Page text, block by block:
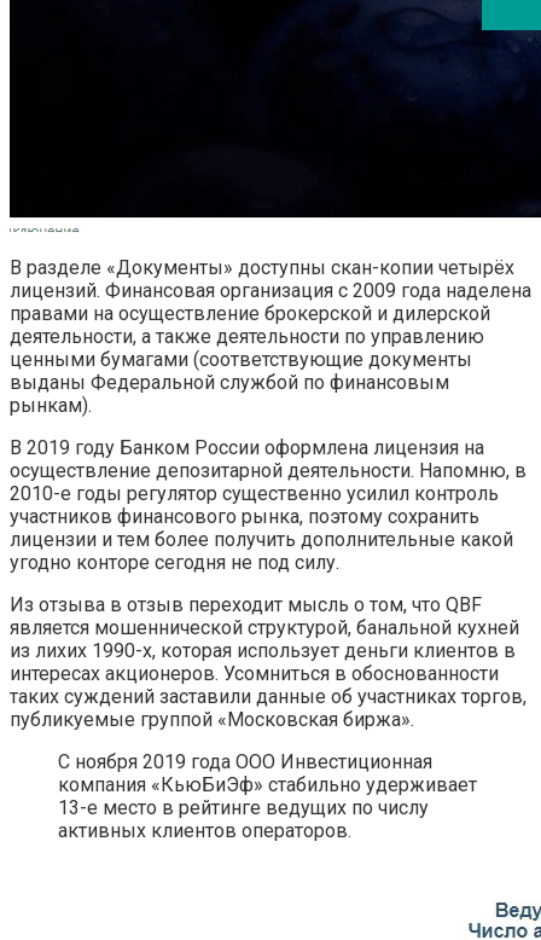
В разделе «Документы» доступны скан-копии четырёх
лицензий. Финансовая организация с 2009 года наделена
правами на осуществление брокерской и дилерской
деятельности, а также деятельности по управлению
ценными бумагами (соответствующие документы
выданы Федеральной службой по финансовым
рынкам).
В 2019 году Банком России оформлена лицензия на
осуществление депозитарной деятельности. Напомню, в
2010-е годы регулятор существенно усилил контроль
участников финансового рынка, поэтому сохранить
лицензии и тем более получить дополнительные какой
угодно конторе сегодня не под силу.
Из отзыва в отзыв переходит мысль о том, что QBF
является мошеннической структурой, банальной кухней
из лихих 1990-х, которая использует деньги клиентов в
интересах акционеров. Усомниться в обоснованности
таких суждений заставили данные об участниках торгов,
публикуемые группой «Московская биржа».
С ноября 2019 года ООО Инвестиционная
компания «КьюБиЭф» стабильно удерживает
13-е место в рейтинге ведущих по числу
активных клиентов операторов.